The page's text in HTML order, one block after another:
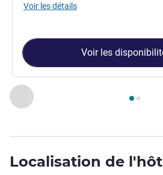
Précédent - Chambre
Page , Chambre 1 :
Voir les détails
Voir les
Localisation de